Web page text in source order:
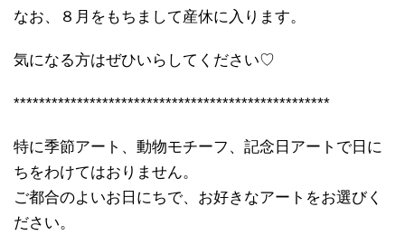
なお、８月をもちまして産休に入ります。
気になる方はぜひいらしてください♡
**************************************************
特に季節アート、動物モチーフ、記念日アートで日に
ちをわけてはおりません。
ご都合のよいお日にちで、お好きなアートをお選びく
ださい。